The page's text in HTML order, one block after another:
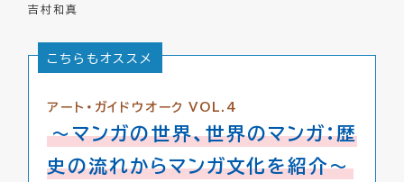
吉村和真
こちらもオススメ
アート・ガイドウオーク VOL.4
～マンガの世界、世界のマンガ：歴
史の流れからマンガ文化を紹介～